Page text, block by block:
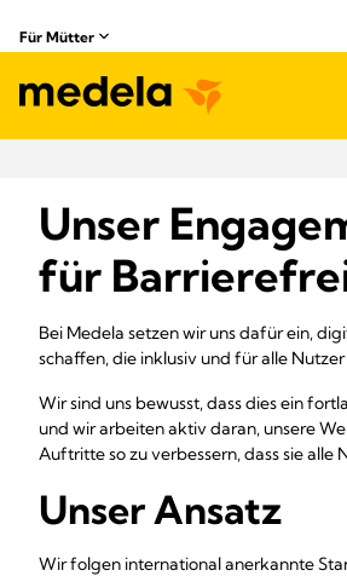
Für Mütter
Unser
für
Bei Medela setzen wir uns dafür ein,
schaffen, die inklusiv und für alle
Wir sind uns bewusst, dass dies ein
und wir arbeiten aktiv daran, unsere
Auftritte so zu verbessern, dass sie alle
Unser Ansatz
Wir folgen international anerkannte